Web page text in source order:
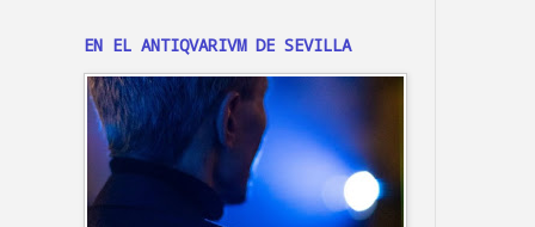
EN EL ANTIQVARIVM DE SEVILLA